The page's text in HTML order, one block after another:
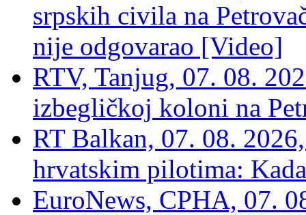
srpskih civila na
nije odgovarao [Video]
RTV, Tanjug, 07. 08.
izbegličkoj koloni na
RT Balkan, 07. 08.
hrvatskim pilotima:
EuroNews, СРНА, 07.